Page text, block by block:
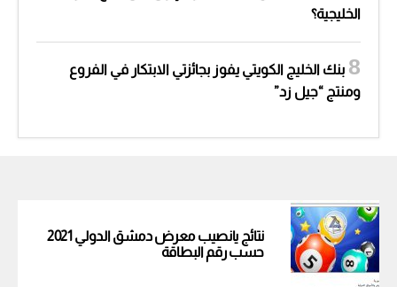
الخليجية؟
بنك الخليج الكويتي يفوز بجائزتي الابتكار في الفروع
ومنتج “جيل زد”
نتائج يانصيب معرض دمشق الدولي 2021
حسب رقم البطاقة